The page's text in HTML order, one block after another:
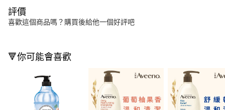
評價
喜歡這個商品嗎？購買後給他一個好評吧
🔻你可能會喜歡